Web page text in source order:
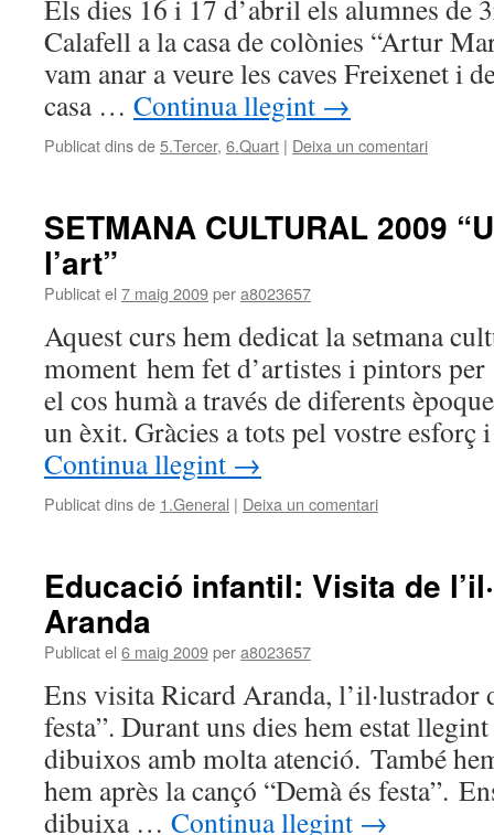
Els dies 16 i 17 d’abril els alumnes de
Calafell a la casa de colònies “Artur
vam anar a veure les caves Freixenet i
casa … Continua llegint →
Publicat dins de5.Tercer, 6.Quart | Deixa un comentari
SETMANA CULTURAL 2009
l’art”
Publicat el 7 maig 2009pera8023657
Aquest curs hem dedicat la setmana
moment hem fet d’artistes i pintors
el cos humà a través de diferents
un èxit. Gràcies a tots pel vostre
Continua llegint →
Publicat dins de 1.General | Deixa un comentari
Educació infantil: Visita de
Aranda
Publicat el 6 maig 2009pera8023657
Ens visita Ricard Aranda, l’il·lustrador
festa”. Durant uns dies hem estat
dibuixos amb molta atenció. També
hem après la cançó “Demà és festa”.
dibuixa … Continua llegint →